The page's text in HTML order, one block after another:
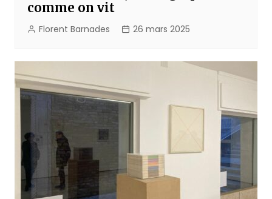
comme on vit
Florent Barnades 26 mars 2025